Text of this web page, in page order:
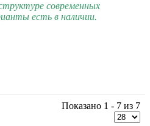
современных
есть в наличии.
Показано 1 - 7 из 7